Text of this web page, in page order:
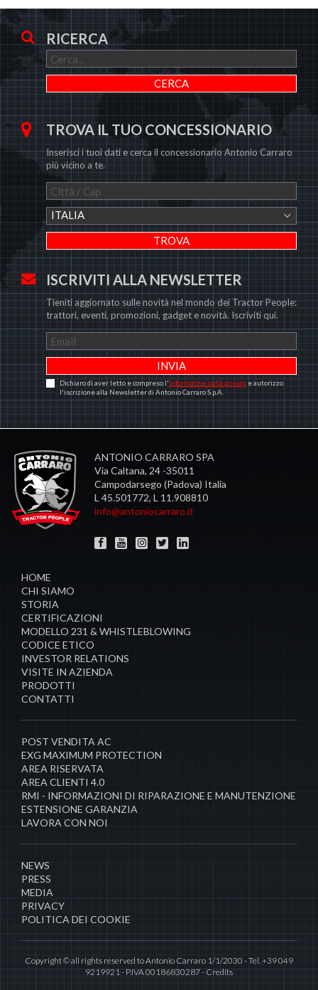
RICERCA
TROVA IL TUO CONCESSIONARIO
Inserisci i tuoi dati e cerca il concessionario Antonio Carraro
più vicino a te.
ITALIA
ISCRIVITI ALLA NEWSLETTER
Tieniti aggiornato sulle novità nel mondo dei Tractor People:
trattori, eventi, promozioni, gadget e novità. Iscriviti qui.
Dichiaro di aver letto e compreso l'informativa sulla privacy e autorizzo
l'iscrizione alla Newsletter di Antonio Carraro S.p.A.
ANTONIO CARRARO SPA
Via Caltana, 24 -35011
Campodarsego (Padova) Italia
L 45.501772, L 11.908810
info@antoniocarraro.it
HOME
CHI SIAMO
STORIA
CERTIFICAZIONI
MODELLO 231 & WHISTLEBLOWING
CODICE ETICO
INVESTOR RELATIONS
VISITE IN AZIENDA
PRODOTTI
CONTATTI
POST VENDITA AC
EXG MAXIMUM PROTECTION
AREA RISERVATA
AREA CLIENTI 4.0
RMI - INFORMAZIONI DI RIPARAZIONE E MANUTENZIONE
ESTENSIONE GARANZIA
LAVORA CON NOI
NEWS
PRESS
MEDIA
PRIVACY
POLITICA DEI COOKIE
Copyright © all rights reserved to Antonio Carraro 1/1/2030 - Tel. +39 049
9219921 - P.IVA 00186830287 -Credits